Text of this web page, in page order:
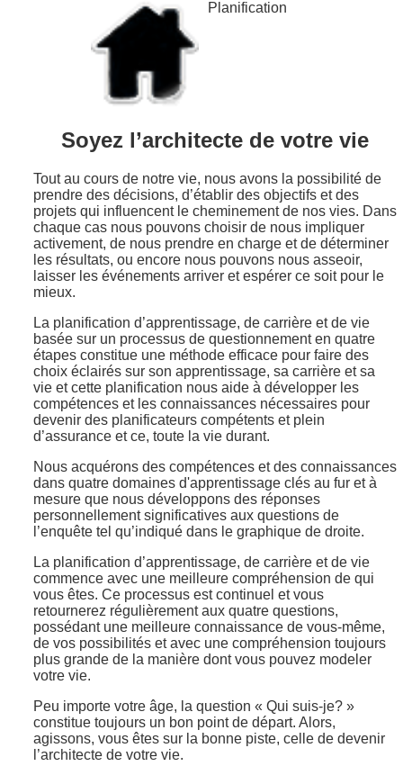
Planification
Soyez l’architecte de votre vie
Tout au cours de notre vie, nous avons la possibilité de
prendre des décisions, d’établir des objectifs et des
projets qui influencent le cheminement de nos vies. Dans
chaque cas nous pouvons choisir de nous impliquer
activement, de nous prendre en charge et de déterminer
les résultats, ou encore nous pouvons nous asseoir,
laisser les événements arriver et espérer ce soit pour le
mieux.
La planification d’apprentissage, de carrière et de vie
basée sur un processus de questionnement en quatre
étapes constitue une méthode efficace pour faire des
choix éclairés sur son apprentissage, sa carrière et sa
vie et cette planification nous aide à développer les
compétences et les connaissances nécessaires pour
devenir des planificateurs compétents et plein
d’assurance et ce, toute la vie durant.
Nous acquérons des compétences et des connaissances
dans quatre domaines d'apprentissage clés au fur et à
mesure que nous développons des réponses
personnellement significatives aux questions de
l’enquête tel qu’indiqué dans le graphique de droite.
La planification d’apprentissage, de carrière et de vie
commence avec une meilleure compréhension de qui
vous êtes. Ce processus est continuel et vous
retournerez régulièrement aux quatre questions,
possédant une meilleure connaissance de vous-même,
de vos possibilités et avec une compréhension toujours
plus grande de la manière dont vous pouvez modeler
votre vie.
Peu importe votre âge, la question « Qui suis-je? »
constitue toujours un bon point de départ. Alors,
agissons, vous êtes sur la bonne piste, celle de devenir
l’architecte de votre vie.